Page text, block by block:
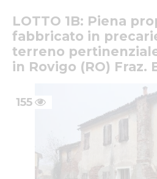
LOTTO 1B: Piena
fabbricato in
terreno
in Rovigo (RO) Fraz.
155